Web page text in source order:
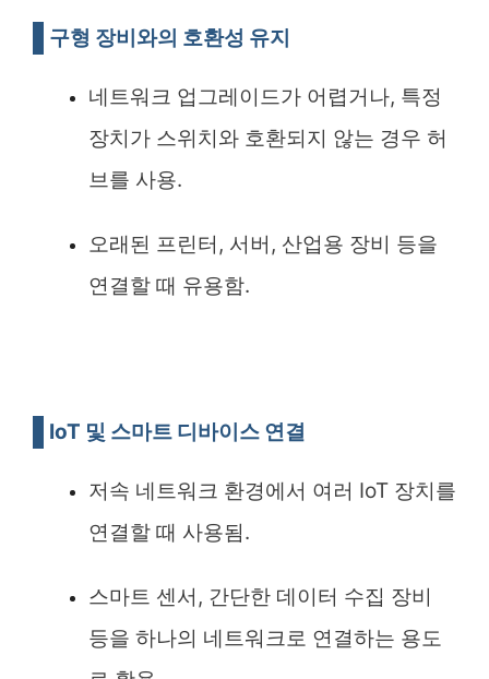
구형 장비와의 호환성 유지
네트워크 업그레이드가 어렵거나, 특정
장치가 스위치와 호환되지 않는 경우 허
브를 사용.
오래된 프린터, 서버, 산업용 장비 등을
연결할 때 유용함.
IoT 및 스마트 디바이스 연결
저속 네트워크 환경에서 여러 IoT 장치를
연결할 때 사용됨.
스마트 센서, 간단한 데이터 수집 장비
등을 하나의 네트워크로 연결하는 용도